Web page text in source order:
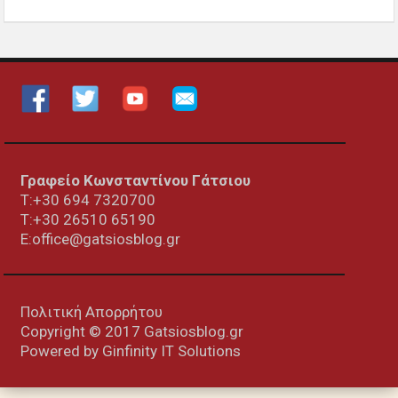
Γραφείο Κωνσταντίνου Γάτσιου
Τ:+30 694 7320700
T:+30 26510 65190
E:office@gatsiosblog.gr
Πολιτική Απορρήτου
Copyright © 2017 Gatsiosblog.gr
Powered by Ginfinity IT Solutions